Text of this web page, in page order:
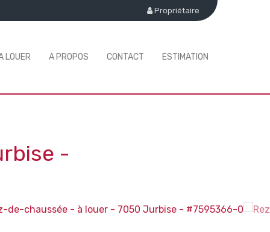
Propriétaire
LOUER A PROPOS CONTACT ESTIMATION
-